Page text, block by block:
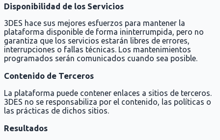
Disponibilidad de los Servicios
3DES hace sus mejores esfuerzos para mantener la
plataforma disponible de forma ininterrumpida, pero no
garantiza que los servicios estarán libres de errores,
interrupciones o fallas técnicas. Los mantenimientos
programados serán comunicados cuando sea posible.
Contenido de Terceros
La plataforma puede contener enlaces a sitios de terceros.
3DES no se responsabiliza por el contenido, las políticas o
las prácticas de dichos sitios.
Resultados